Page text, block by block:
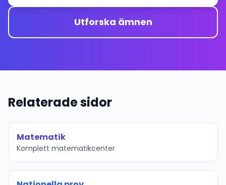
Utforska ämnen
Relaterade sidor
Matematik
Komplett matematikcenter